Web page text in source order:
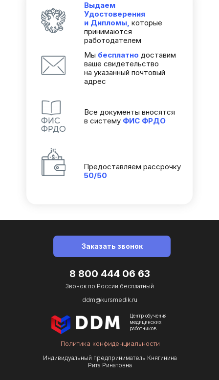
Все документы вносятся
в систему ФИС ФРДО
Мы бесплатно доставим
ваше свидетельство
на указанный почтовый
адрес
Предоставляем рассрочку
50/50
Выдаем
Удостоверения
и Дипломы, которые
принимаются
работодателем
8 800 444 06 63
Звонок по Роcсии бесплатный
Центр обучения
медицинских
работников
Политика конфиденциальности
ddm@kursmedik.ru
Индивидуальный предприниматель Княгинина
Рита Ринатовна
Заказать звонок